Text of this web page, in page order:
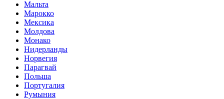
Мальта
Марокко
Мексика
Молдова
Монако
Нидерланды
Норвегия
Парагвай
Польша
Португалия
Румыния